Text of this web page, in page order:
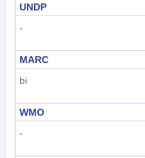
UNDP
-
MARC
bi
WMO
-